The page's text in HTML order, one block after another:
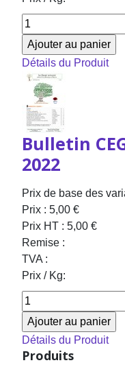
Détails du Produit
Bulletin
2022
Prix de base des
Prix : 5,00 €
Prix HT : 5,00 €
Remise :
TVA :
Prix / Kg:
Détails du Produit
Produits